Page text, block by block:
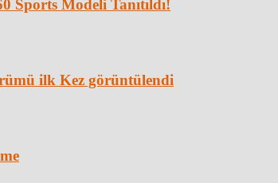
Sports Modeli Tanıtıldı!
ilk Kez görüntülendi